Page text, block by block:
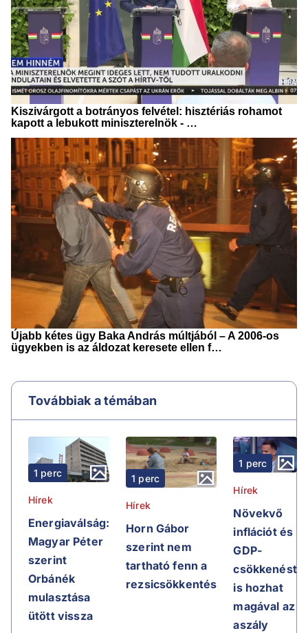
Továbbiak a témában
1 perc
Hírek
Energiaválság:
Magyar Péter
szerint
Orbánék
mulasztása
ütött vissza
1 perc
Hírek
Horn Gábor
szerint nem
tartható fenn a
rezsicsökkentés
1 perc
Hírek
Növekvő
inflációt és
GDP-
csökkenést
is hozhat
magával az
aszály